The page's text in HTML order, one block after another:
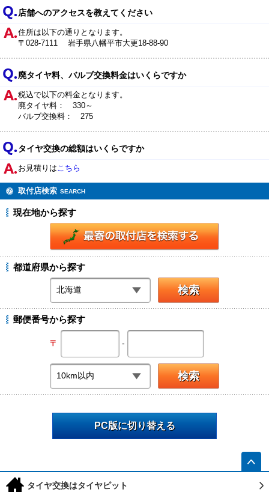
店舗へのアクセスを教えてください
住所は以下の通りとなります。
〒028-7111 岩手県八幡平市大更18-88-90
廃タイヤ料、バルブ交換料金はいくらですか
税込で以下の料金となります。
廃タイヤ料： 330～
バルブ交換料： 275
タイヤ交換の総額はいくらですか
お見積りはこちら
取付店検索 SEARCH
現在地から探す
都道府県から探す
郵便番号から探す
〒 -
PC版に切り替える
h タイヤ交換はタイヤピット